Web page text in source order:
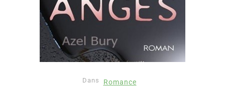
Dans Romance